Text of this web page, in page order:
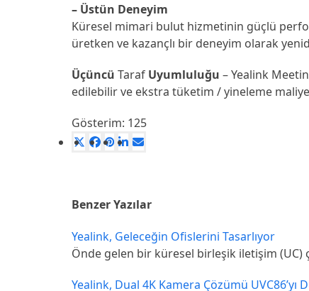
– Üstün Deneyim
Küresel mimari bulut hizmetinin güçlü
üretken ve kazançlı bir deneyim olarak
Üçüncü Taraf Uyumluluğu – Yealink
edilebilir ve ekstra tüketim / yineleme
Gösterim: 125
Benzer Yazılar
Yealink, Geleceğin Ofislerini Tasarlıyor
Önde gelen bir küresel birleşik iletişim (UC)
Yealink, Dual 4K Kamera Çözümü UVC86’yı